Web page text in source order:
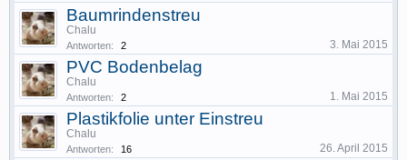
Baumrindenstreu
Chalu
Antworten: 2 3. Mai 2015
PVC Bodenbelag
Chalu
Antworten: 2 1. Mai 2015
Plastikfolie unter Einstreu
Chalu
Antworten: 16 26. April 2015